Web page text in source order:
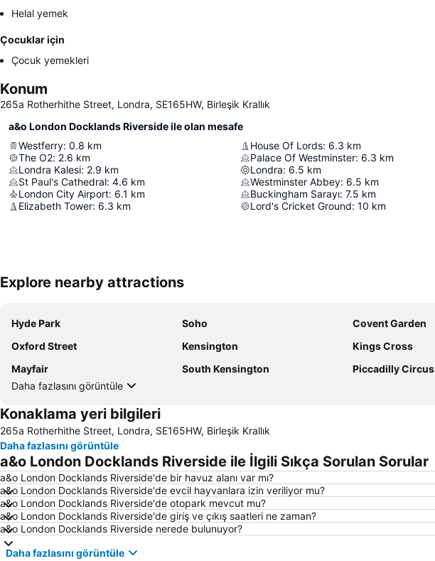
Helal yemek
Çocuklar için
Çocuk yemekleri
Konum
265a Rotherhithe Street, Londra, SE165HW, Birleşik Krallık
a&o London Docklands Riverside ile olan mesafe
Westferry: 0.8 km
The O2: 2.6 km
Londra Kalesi: 2.9 km
St Paul's Cathedral: 4.6 km
London City Airport: 6.1 km
Elizabeth Tower: 6.3 km
House Of Lords: 6.3 km
Palace Of Westminster: 6.3 km
Londra: 6.5 km
Westminster Abbey: 6.5 km
Buckingham Sarayı: 7.5 km
Lord's Cricket Ground: 10 km
Explore nearby attractions
Hyde Park Soho Covent Garden
Oxford Street
Kensington Kings Cross
Mayfair
South Kensington Piccadilly Circus
Daha fazlasını görüntüle
Konaklama yeri bilgileri
265a Rotherhithe Street, Londra, SE165HW, Birleşik Krallık
Daha fazlasını görüntüle
a&o London Docklands Riverside ile İlgili Sıkça Sorulan Sorular
a&o London Docklands Riverside'de bir havuz alanı var mı?
a&o London Docklands Riverside'de evcil hayvanlara izin veriliyor mu?
a&o London Docklands Riverside'de otopark mevcut mu?
a&o London Docklands Riverside'de giriş ve çıkış saatleri ne zaman?
a&o London Docklands Riverside nerede bulunuyor?
Daha fazlasını görüntüle